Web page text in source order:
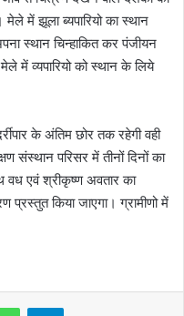
मेले में झूला ब्यपारियो का स्थान
स्थान चिन्हाकित कर पंजीयन
में व्यपारियो को स्थान के लिये
के अंतिम छोर तक रहेगी वही
संस्थान परिसर में तीनों दिनों का
वध एवं श्रीकृष्ण अवतार का
प्रस्तुत किया जाएगा। ग्रामीणो में
WhatsAppTelegram